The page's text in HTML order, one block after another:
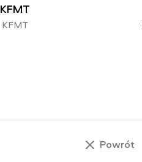
KFMT
KFMT
Powrót